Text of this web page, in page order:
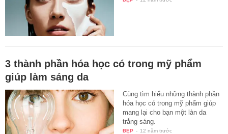
3 thành phần hóa học có trong mỹ phẩm
giúp làm sáng da
Cùng tìm hiểu những thành phần
hóa học có trong mỹ phẩm giúp
mang lại cho bạn một làn da
trắng sáng.
ĐẸP - 12 năm trước